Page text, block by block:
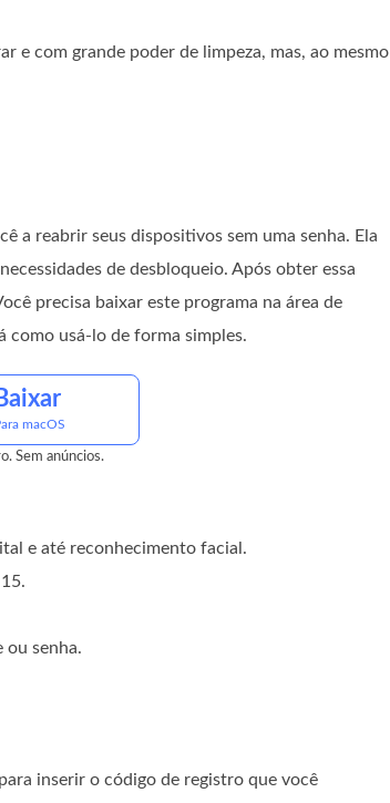
e com grande poder de limpeza, mas, ao mesmo
a reabrir seus dispositivos sem uma senha. Ela
de desbloqueio. Após obter essa
precisa baixar este programa na área de
como usá-lo de forma simples.
macOS
Sem anúncios.
e até reconhecimento facial.
ou senha.
inserir o código de registro que você